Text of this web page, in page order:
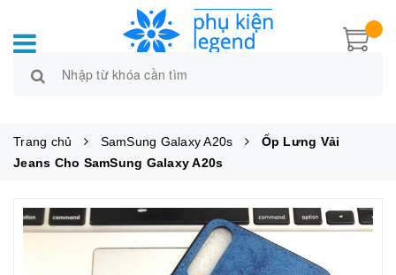
Trang chủ SamSung Galaxy A20s
Ốp Lưng Vải
Jeans Cho SamSung Galaxy A20s